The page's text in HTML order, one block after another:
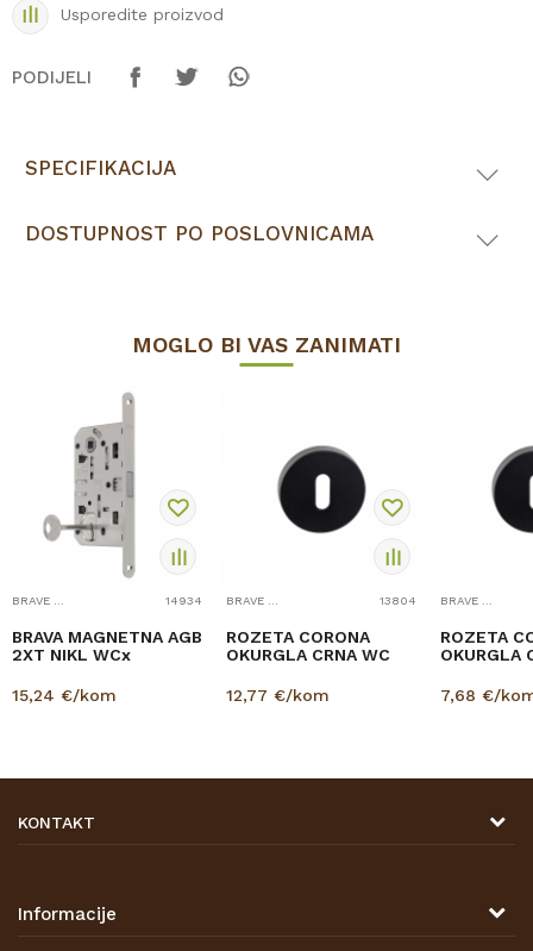
Usporedite proizvod
PODIJELI
SPECIFIKACIJA
DOSTUPNOST PO POSLOVNICAMA
MOGLO BI VAS ZANIMATI
14934
BRAVA MAGNETNA AGB
2XT NIKL WCx
15,24 €/kom
13804
ROZETA CORONA
OKURGLA CRNA WC
12,77 €/kom
ROZETA
OKURGLA
7,68 €/
KONTAKT
47000 Karlovac
Informacije